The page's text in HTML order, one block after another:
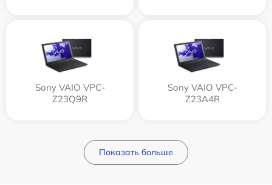
Sony VAIO VPC-
Z23Q9R
Sony VAIO VPC-
Z23A4R
Показать больше